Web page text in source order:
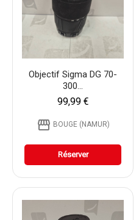
Objectif Sigma DG 70-
300...
99,99 €
storefront BOUGE (NAMUR)
Réserver